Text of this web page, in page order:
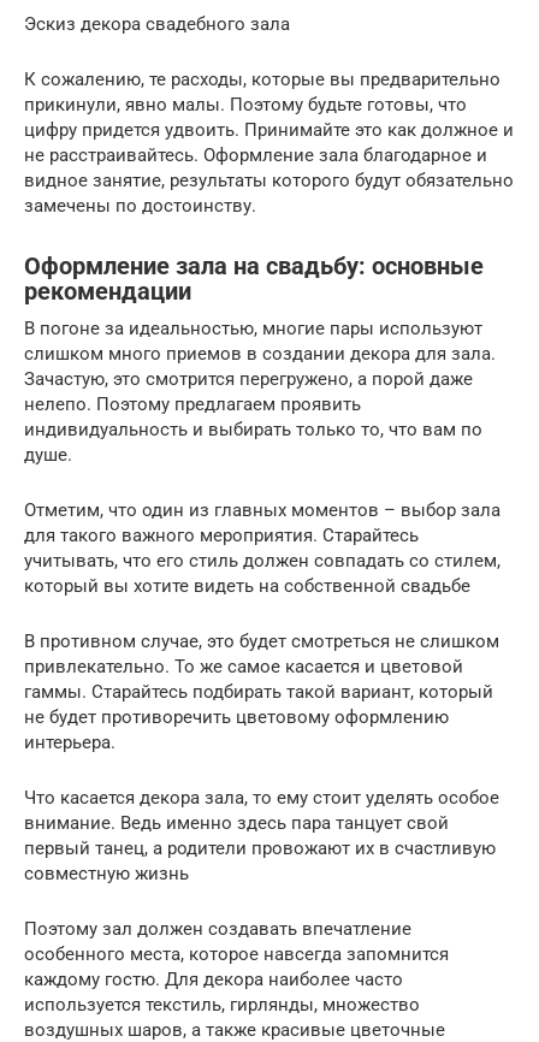
Эскиз декора свадебного зала
К сожалению, те расходы, которые вы предварительно
прикинули, явно малы. Поэтому будьте готовы, что
цифру придется удвоить. Принимайте это как должное и
не расстраивайтесь. Оформление зала благодарное и
видное занятие, результаты которого будут обязательно
замечены по достоинству.
Оформление зала на свадьбу: основные
рекомендации
В погоне за идеальностью, многие пары используют
слишком много приемов в создании декора для зала.
Зачастую, это смотрится перегружено, а порой даже
нелепо. Поэтому предлагаем проявить
индивидуальность и выбирать только то, что вам по
душе.
Отметим, что один из главных моментов – выбор зала
для такого важного мероприятия. Старайтесь
учитывать, что его стиль должен совпадать со стилем,
который вы хотите видеть на собственной свадьбе
В противном случае, это будет смотреться не слишком
привлекательно. То же самое касается и цветовой
гаммы. Старайтесь подбирать такой вариант, который
не будет противоречить цветовому оформлению
интерьера.
Что касается декора зала, то ему стоит уделять особое
внимание. Ведь именно здесь пара танцует свой
первый танец, а родители провожают их в счастливую
совместную жизнь
Поэтому зал должен создавать впечатление
особенного места, которое навсегда запомнится
каждому гостю. Для декора наиболее часто
используется текстиль, гирлянды, множество
воздушных шаров, а также красивые цветочные